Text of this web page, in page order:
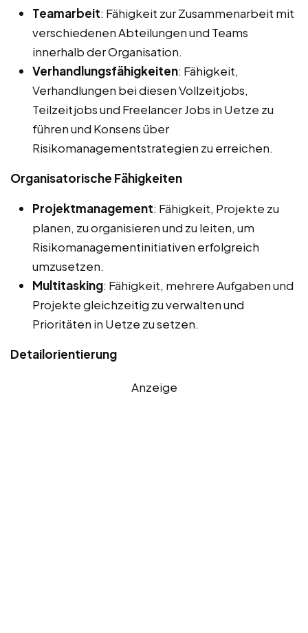
Teamarbeit: Fähigkeit zur Zusammenarbeit mit
verschiedenen Abteilungen und Teams
innerhalb der Organisation.
Verhandlungsfähigkeiten: Fähigkeit,
Verhandlungen bei diesen Vollzeitjobs,
Teilzeitjobs und Freelancer Jobs in Uetze zu
führen und Konsens über
Risikomanagementstrategien zu erreichen.
Organisatorische Fähigkeiten
Projektmanagement: Fähigkeit, Projekte zu
planen, zu organisieren und zu leiten, um
Risikomanagementinitiativen erfolgreich
umzusetzen.
Multitasking: Fähigkeit, mehrere Aufgaben und
Projekte gleichzeitig zu verwalten und
Prioritäten in Uetze zu setzen.
Detailorientierung
Anzeige